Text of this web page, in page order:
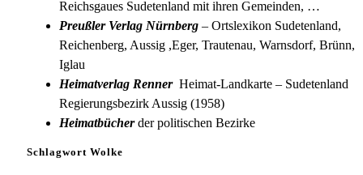
Reichsgaues Sudetenland mit ihren Gemeinden, …
Preußler Verlag Nürnberg – Ortslexikon Sudetenland,
Reichenberg, Aussig ,Eger, Trautenau, Warnsdorf, Brünn,
Iglau
Heimatverlag Renner Heimat-Landkarte – Sudetenland
Regierungsbezirk Aussig (1958)
Heimatbücherder politischen Bezirke
Schlagwort Wolke